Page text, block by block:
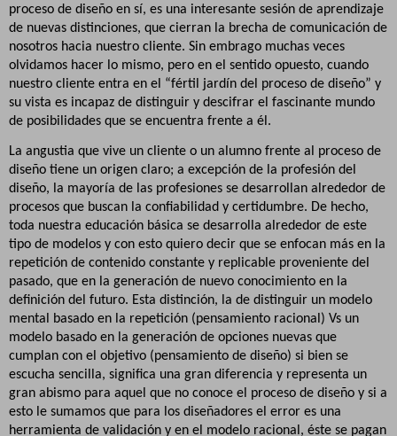
proceso de diseño en sí, es una interesante sesión de aprendizaje
de nuevas distinciones, que cierran la brecha de comunicación de
nosotros hacia nuestro cliente. Sin embrago muchas veces
olvidamos hacer lo mismo, pero en el sentido opuesto, cuando
nuestro cliente entra en el “fértil jardín del proceso de diseño” y
su vista es incapaz de distinguir y descifrar el fascinante mundo
de posibilidades que se encuentra frente a él.
La angustia que vive un cliente o un alumno frente al proceso de
diseño tiene un origen claro; a excepción de la profesión del
diseño, la mayoría de las profesiones se desarrollan alrededor de
procesos que buscan la confiabilidad y certidumbre. De hecho,
toda nuestra educación básica se desarrolla alrededor de este
tipo de modelos y con esto quiero decir que se enfocan más en la
repetición de contenido constante y replicable proveniente del
pasado, que en la generación de nuevo conocimiento en la
definición del futuro. Esta distinción, la de distinguir un modelo
mental basado en la repetición (pensamiento racional) Vs un
modelo basado en la generación de opciones nuevas que
cumplan con el objetivo (pensamiento de diseño) si bien se
escucha sencilla, significa una gran diferencia y representa un
gran abismo para aquel que no conoce el proceso de diseño y si a
esto le sumamos que para los diseñadores el error es una
herramienta de validación y en el modelo racional, éste se pagan